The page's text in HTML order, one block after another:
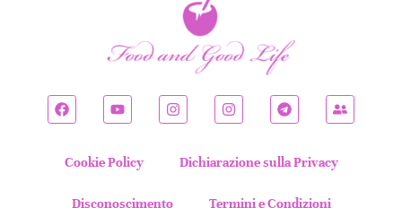
Cookie Policy Dichiarazione sulla Privacy
Disconoscimento Termini e Condizioni